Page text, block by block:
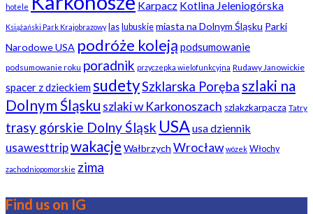
hotele Karpacz Kotlina Jeleniogórska
Książański Park Krajobrazowy las lubuskie miasta na Dolnym Śląsku Parki
Narodowe USA podróże koleją podsumowanie
podsumowanie roku poradnik przyczepka wielofunkcyjna Rudawy Janowickie
spacer z dzieckiemsudetySzklarska Porębaszlaki na
Dolnym Śląsku szlaki w Karkonoszach szlakzkarpacza Tatry
trasy górskie Dolny Śląsk USAusa dziennik
usawesttripwakacje Wałbrzych Wrocław wózek Włochy
zachodniopomorskie zima
Find us on IG